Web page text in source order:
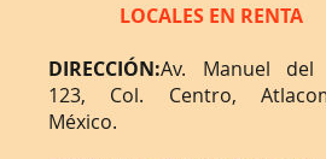
LOCALES EN RENTA
DIRECCIÓN:Av. Manuel del
123, Col. Centro,
México.